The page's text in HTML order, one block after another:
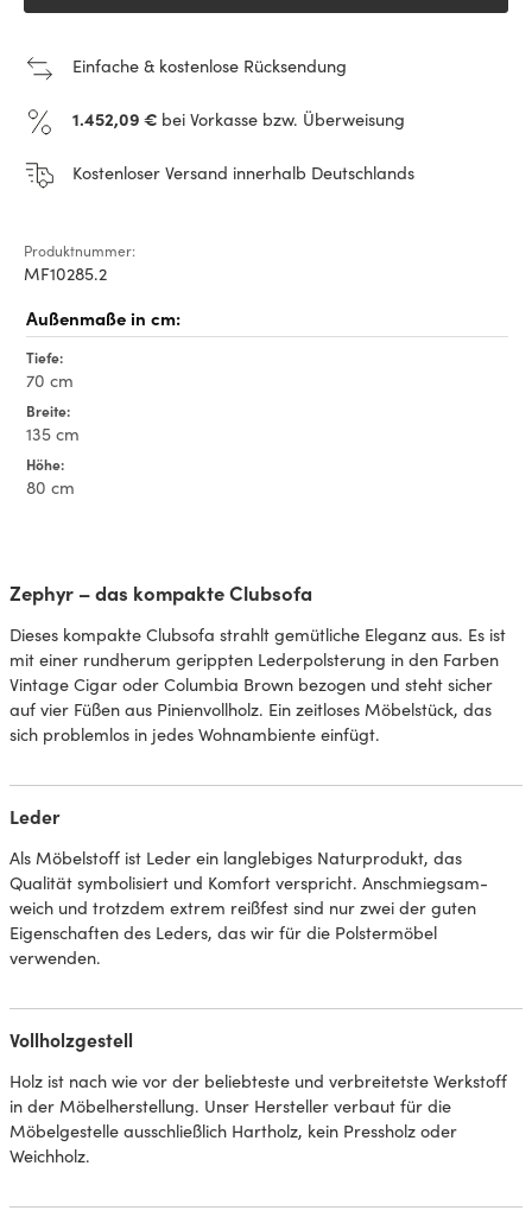
Einfache & kostenlose Rücksendung
1.452,09 € bei Vorkasse bzw. Überweisung
Kostenloser Versand innerhalb Deutschlands
Produktnummer:
MF10285.2
Tiefe:
70 cm
Breite:
135 cm
Höhe:
80 cm
Zephyr – das kompakte Clubsofa
Dieses kompakte Clubsofa strahlt gemütliche Eleganz aus. Es ist
mit einer rundherum gerippten Lederpolsterung in den Farben
Vintage Cigar oder Columbia Brown bezogen und steht sicher
auf vier Füßen aus Pinienvollholz. Ein zeitloses Möbelstück, das
sich problemlos in jedes Wohnambiente einfügt.
Leder
Als Möbelstoff ist Leder ein langlebiges Naturprodukt, das
Qualität symbolisiert und Komfort verspricht. Anschmiegsam-
weich und trotzdem extrem reißfest sind nur zwei der guten
Eigenschaften des Leders, das wir für die Polstermöbel
verwenden.
Vollholzgestell
Holz ist nach wie vor der beliebteste und verbreitetste Werkstoff
in der Möbelherstellung. Unser Hersteller verbaut für die
Möbelgestelle ausschließlich Hartholz, kein Pressholz oder
Weichholz.